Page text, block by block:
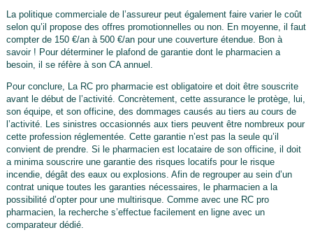
La politique commerciale de l’assureur peut également faire varier le coût
selon qu’il propose des offres promotionnelles ou non. En moyenne, il faut
compter de 150 €/an à 500 €/an pour une couverture étendue. Bon à
savoir ! Pour déterminer le plafond de garantie dont le pharmacien a
besoin, il se réfère à son CA annuel.
Pour conclure, La RC pro pharmacie est obligatoire et doit être souscrite
avant le début de l’activité. Concrètement, cette assurance le protège, lui,
son équipe, et son officine, des dommages causés au tiers au cours de
l’activité. Les sinistres occasionnés aux tiers peuvent être nombreux pour
cette profession réglementée. Cette garantie n’est pas la seule qu’il
convient de prendre. Si le pharmacien est locataire de son officine, il doit
a minima souscrire une garantie des risques locatifs pour le risque
incendie, dégât des eaux ou explosions. Afin de regrouper au sein d’un
contrat unique toutes les garanties nécessaires, le pharmacien a la
possibilité d’opter pour une multirisque. Comme avec une RC pro
pharmacien, la recherche s’effectue facilement en ligne avec un
comparateur dédié.